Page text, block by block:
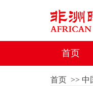
首页
首页>> 中